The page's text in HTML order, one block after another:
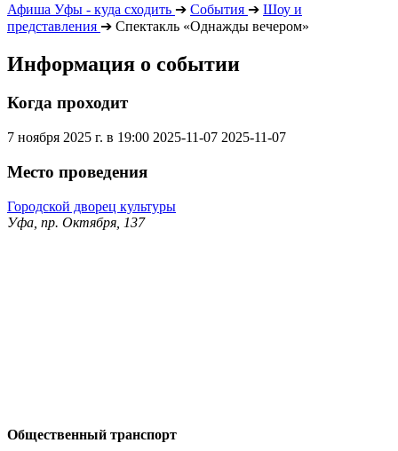
Афиша Уфы - куда сходить ➔ События ➔ Шоу и
представления ➔ Спектакль «Однажды вечером»
Информация о событии
Когда проходит
7 ноября 2025 г. в 19:00 2025-11-07 2025-11-07
Место проведения
Городской дворец культуры
Уфа, пр. Октября, 137
Общественный транспорт